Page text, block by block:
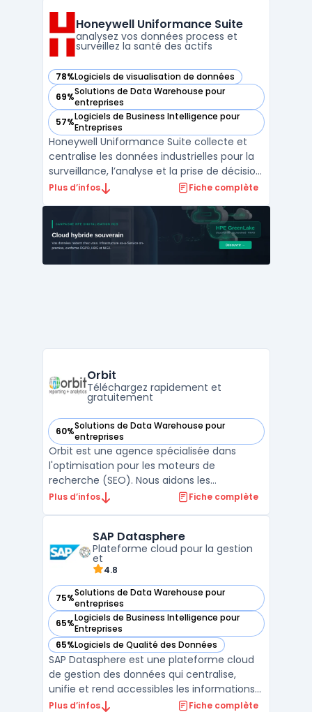
réunit bases de données, outils d’analyse
avancée et ...
Honeywell Uniformance Suite
analysez vos données process et
surveillez la santé des actifs
78%Logiciels de visualisation de données
— voir Honeywell Uniformance Suite dans cette catégorie
69%Solutions de Data Warehouse pour
entreprises
— voir Honeywell Uniformance Suite dans cette catégorie
57%Logiciels de Business Intelligence pour
Entreprises
— voir Honeywell Uniformance Suite dans cette catégorie
Honeywell Uniformance Suite collecte et
centralise les données industrielles pour la
surveillance, l’analyse et la prise de décision
sur site ou à l’échelle de l’organisation. Ce
équipes de production et responsables de
maintenance confrontés à la multiplic ...
Plus d’infos Fiche complète
Orbit
Téléchargez rapidement et
gratuitement
60%Solutions de Data Warehouse pour
entreprises
— voir Orbit dans cette catégorie
Orbit est une agence spécialisée dans
l'optimisation pour les moteurs de
recherche (SEO). Nous aidons les
entreprises à améliorer leur visibilité en ligne
que Google, Bing et Yahoo. Notre équipe
d'experts SEO travaille ...
Plus d’infos Fiche complète
SAP Datasphere
Plateforme cloud pour la gestion
et
4.8
75%Solutions de Data Warehouse pour
entreprises
— voir SAP Datasphere dans cette catégorie
65%Logiciels de Business Intelligence pour
Entreprises
— voir SAP Datasphere dans cette catégorie
65%Logiciels de Qualité des Données
— voir SAP Datasphere dans cette catégorie
SAP Datasphere est une plateforme cloud
de gestion des données qui centralise,
unifie et rend accessibles les informations
essentielles pour les entreprises. Conçue
Plus d’infos Fiche complète